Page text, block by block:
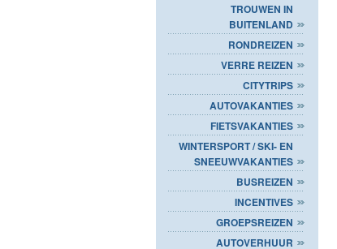
TROUWEN IN
BUITENLAND
RONDREIZEN
VERRE REIZEN
CITYTRIPS
AUTOVAKANTIES
FIETSVAKANTIES
WINTERSPORT / SKI- EN
SNEEUWVAKANTIES
BUSREIZEN
INCENTIVES
GROEPSREIZEN
AUTOVERHUUR